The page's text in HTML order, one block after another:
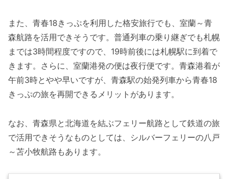
また、青春18きっぷを利用した格安旅行でも、室蘭～青
森航路を活用できそうです。普通列車の乗り継ぎでも札幌
までは3時間程度ですので、19時前後には札幌駅に到着で
きます。さらに、室蘭港発の便は夜行便です。青森港着が
午前3時とやや早いですが、青森駅の始発列車から青春18
きっぷの旅を再開できるメリットがあります。
なお、青森県と北海道を結ぶフェリー航路として鉄道の旅
で活用できそうなものとしては、シルバーフェリーの八戸
～苫小牧航路もあります。